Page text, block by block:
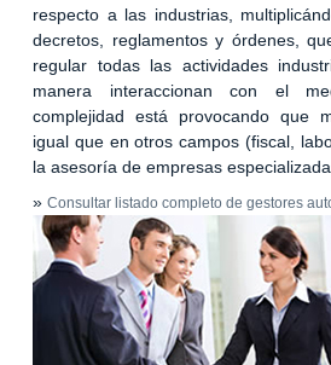
respecto a las industrias,
decretos, reglamentos y órdenes,
regular todas las actividades
manera interaccionan con el
complejidad está provocando que
igual que en otros campos (fiscal,
la asesoría de empresas
» Consultar listado completo de gestores